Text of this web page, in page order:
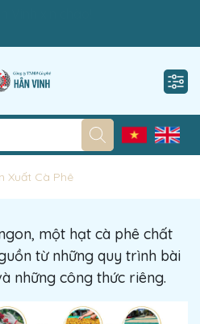
Vinh xin chào!
Xuất Cà Phê
một hạt cà phê chất
từ những quy trình bài
những công thức riêng.